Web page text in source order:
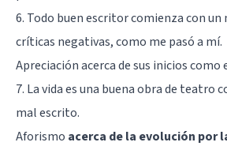
6. Todo buen escritor comienza con un
críticas negativas, como me pasó a mí.
Apreciación acerca de sus inicios como
7. La vida es una buena obra de teatro
mal escrito.
Aforismo acerca de la evolución por